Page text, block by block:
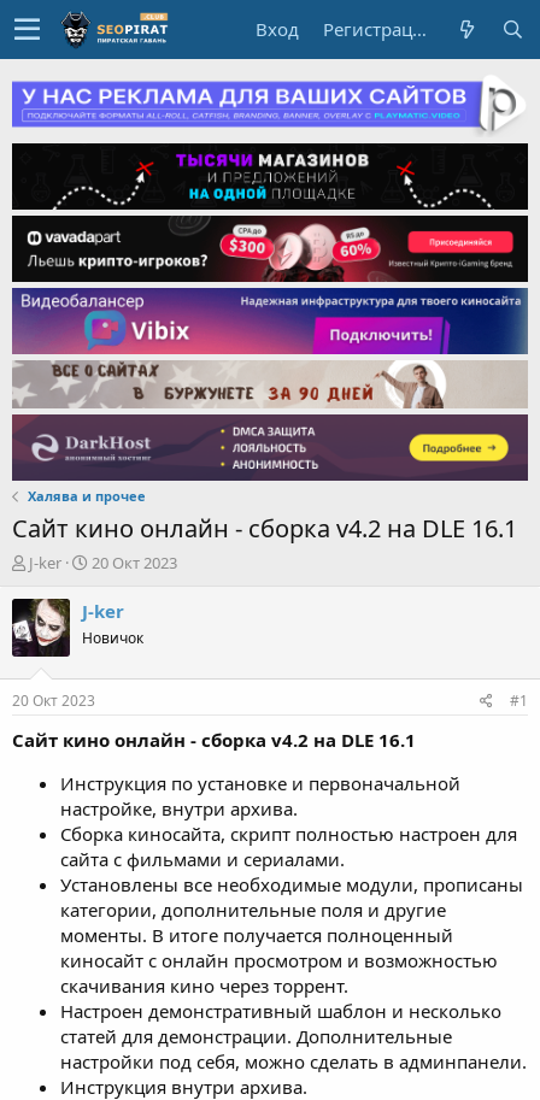
Вход Регистрация
Халява и прочее
Сайт кино онлайн - сборка v4.2 на DLE 16.1
А
т
о
р
е
ы
J-ker
Д
т
н
ч
л
20 Окт 2023
J-ker
Новичок
20 Окт 2023 #1
Сайт кино онлайн - сборка v4.2 на DLE 16.1
Инструкция по установке и первоначальной
настройке, внутри архива.
Сборка киносайта, скрипт полностью настроен для
сайта с фильмами и сериалами.
Установлены все необходимые модули, прописаны
категории, дополнительные поля и другие
моменты. В итоге получается полноценный
киносайт с онлайн просмотром и возможностью
скачивания кино через торрент.
Настроен демонстративный шаблон и несколько
статей для демонстрации. Дополнительные
настройки под себя, можно сделать в админпанели.
Инструкция внутри архива.